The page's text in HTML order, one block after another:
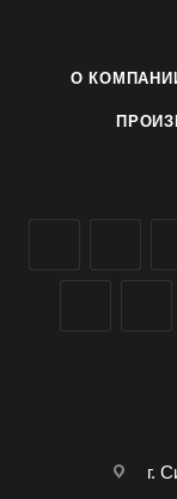
друг друга.
О
г.